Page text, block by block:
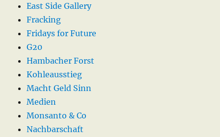
East Side Gallery
Fracking
Fridays for Future
G20
Hambacher Forst
Kohleausstieg
Macht Geld Sinn
Medien
Monsanto & Co
Nachbarschaft